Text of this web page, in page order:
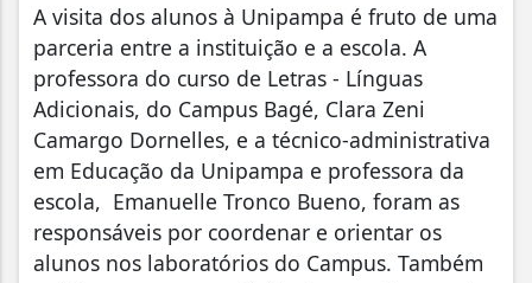
A visita dos alunos à Unipampa é fruto de uma
parceria entre a instituição e a escola. A
professora do curso de Letras - Línguas
Adicionais, do Campus Bagé, Clara Zeni
Camargo Dornelles, e a técnico-administrativa
em Educação da Unipampa e professora da
escola, Emanuelle Tronco Bueno, foram as
responsáveis por coordenar e orientar os
alunos nos laboratórios do Campus. Também